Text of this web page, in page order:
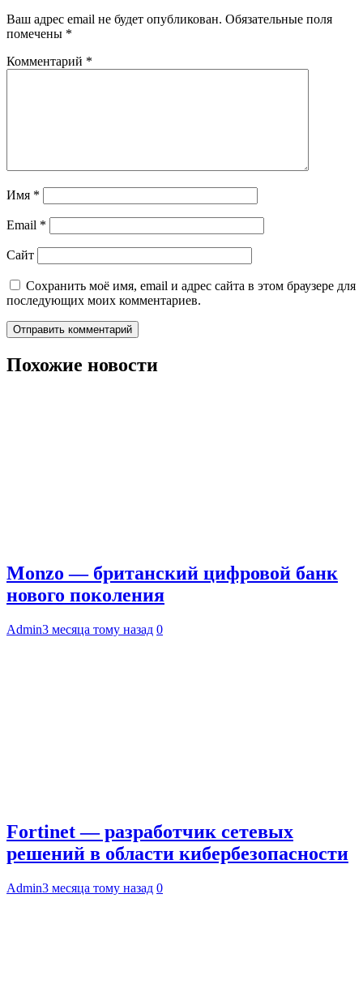
Ваш адрес email не будет опубликован. Обязательные поля
помечены *
Комментарий *
Имя *
Email *
Сайт
Сохранить моё имя, email и адрес сайта в этом браузере для
последующих моих комментариев.
Похожие новости
Monzo — британский цифровой банк
нового поколения
Admin3 месяца тому назад 0
Fortinet — разработчик сетевых
решений в области кибербезопасности
Admin3 месяца тому назад 0